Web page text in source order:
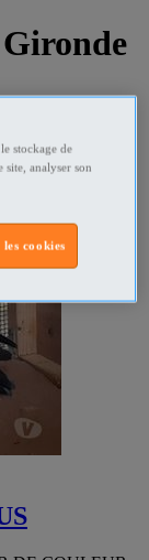
stockage de
analyser son
cookies